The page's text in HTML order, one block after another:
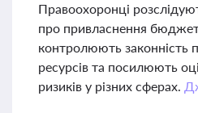
Правоохоронці
про привласнення
контролюють законність
ресурсів та посилюють
ризиків у різних сферах.